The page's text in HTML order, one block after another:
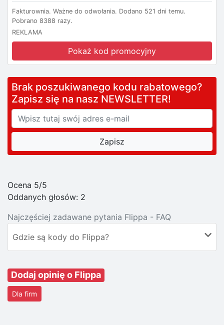
Fakturownia. Ważne do odwołania. Dodano 521 dni temu.
Pobrano 8388 razy.
REKLAMA
Pokaż kod promocyjny
Brak poszukiwanego kodu rabatowego?
Zapisz się na nasz NEWSLETTER!
Ocena 5/5
Oddanych głosów: 2
Najczęściej zadawane pytania Flippa - FAQ
Gdzie są kody do Flippa?
Dodaj opinię o Flippa
Dla firm